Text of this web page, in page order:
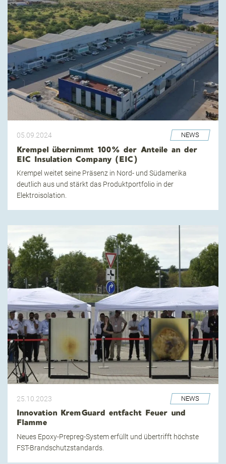
05.09.2024 NEWS
Krempel übernimmt 100% der Anteile an der
EIC Insulation Company (EIC)
Krempel weitet seine Präsenz in Nord- und Südamerika
deutlich aus und stärkt das Produktportfolio in der
Elektroisolation.
25.10.2023 NEWS
Innovation KremGuard entfacht Feuer und
Flamme
Neues Epoxy-Prepreg-System erfüllt und übertrifft höchste
FST-Brandschutzstandards.